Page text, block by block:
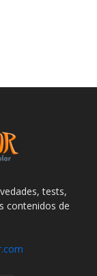
tests,
contenidos de